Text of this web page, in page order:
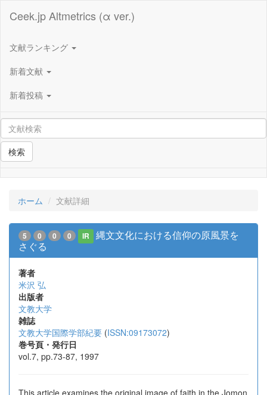
Ceek.jp Altmetrics (α ver.)
文献ランキング
新着文献
新着投稿
検索
ホーム 文献詳細
5 0 0 0 IR
縄文文化における信仰の原風景を
さぐる
著者
米沢 弘
出版者
文教大学
雑誌
文教大学国際学部紀要 (ISSN:09173072)
巻号頁・発行日
vol.7, pp.73-87, 1997
This article examines the original image of faith in the Jomon